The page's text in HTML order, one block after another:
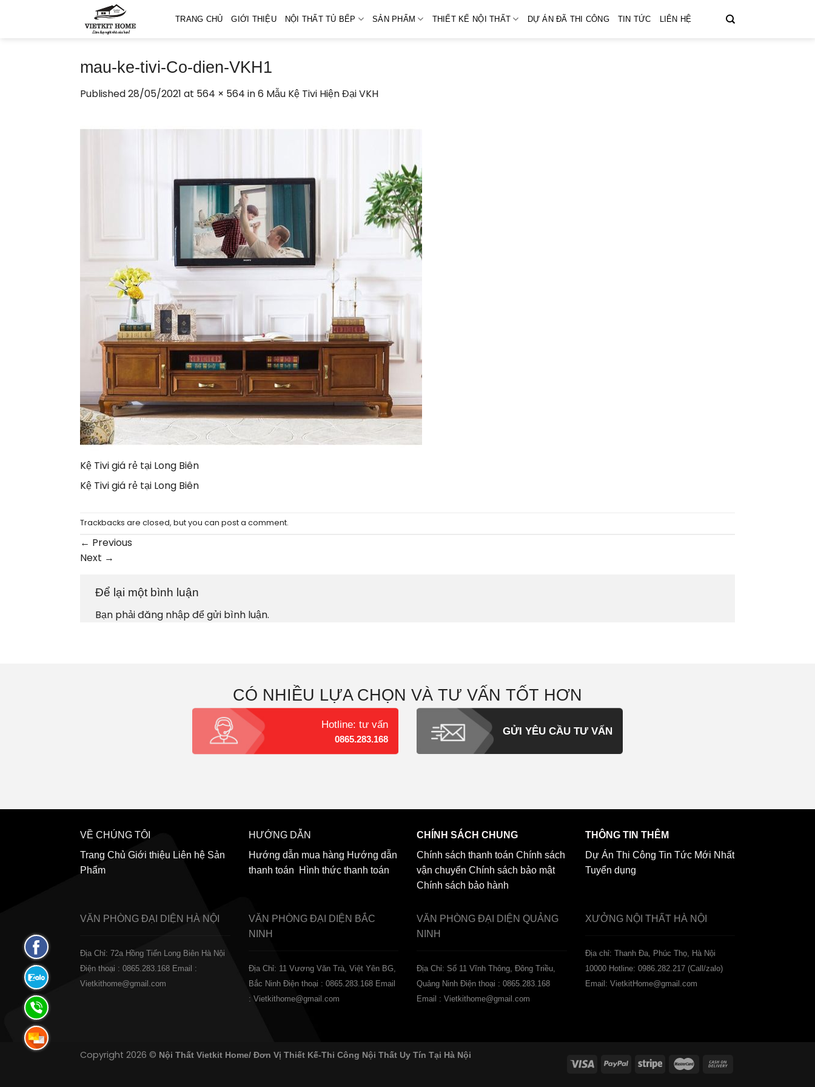
TRANG CHỦ GIỚI THIỆU NỘI THẤT TỦ BẾP SẢN PHẨM THIẾT KẾ NỘI THẤT DỰ ÁN ĐÃ THI CÔNG TIN TỨC LIÊN HỆ
mau-ke-tivi-Co-dien-VKH1
Published28/05/2021 at 564 × 564 in6 Mẫu Kệ Tivi Hiện Đại VKH
Kệ Tivi giá rẻ tại Long Biên
Kệ Tivi giá rẻ tại Long Biên
Trackbacks are closed, but you can post a comment.
← Previous
Next →
Để lại một bình luận
Bạn phảiđăng nhậpđể gửi bình luận.
CÓ NHIỀU LỰA CHỌN VÀ TƯ VẤN TỐT HƠN
Hotline: tư vấn
0865.283.168
GỬI YÊU CẦU TƯ VẤN
VỀ CHÚNG TÔI
Trang Chủ Giới thiệu Liên hệ Sản
Phẩm
HƯỚNG DẪN
Hướng dẫn mua hàng Hướng dẫn
thanh toán
Hình thức thanh toán
CHÍNH SÁCH CHUNG
Chính sách thanh toán Chính sách
vận chuyển Chính sách bảo mật
Chính sách bảo hành
THÔNG TIN THÊM
Dự Án Thi Công Tin Tức Mới Nhất
Tuyển dụng
VĂN PHÒNG ĐẠI DIỆN HÀ NỘI
Địa Chỉ: 72a Hồng Tiến Long Biên Hà Nội
Điện thoại : 0865.283.168 Email :
Vietkithome@gmail.com
VĂN PHÒNG ĐẠI DIỆN BẮC
NINH
Địa Chỉ: 11 Vương Văn Trà, Việt Yên BG,
Bắc Ninh Điện thoại : 0865.283.168 Email
: Vietkithome@gmail.com
VĂN PHÒNG ĐẠI DIỆN QUẢNG
NINH
Địa Chỉ: Số 11 Vĩnh Thông, Đông Triều,
Quảng Ninh Điện thoại : 0865.283.168
Email : Vietkithome@gmail.com
XƯỞNG NỘI THẤT HÀ NỘI
️Địa chỉ: Thanh Đa, Phúc Thọ, Hà Nội
10000 Hotline: 0986.282.217 (Call/zalo)
Email: VietkitHome@gmail.com
Copyright 2026 © Nội Thất Vietkit Home/ Đơn Vị Thiết Kế-Thi Công Nội Thất Uy Tín Tại Hà Nội
Fanpage
Facebook
Zalo:
0865.283.168
Hotline:
0865.283.168
Hotline:
0865.283.168